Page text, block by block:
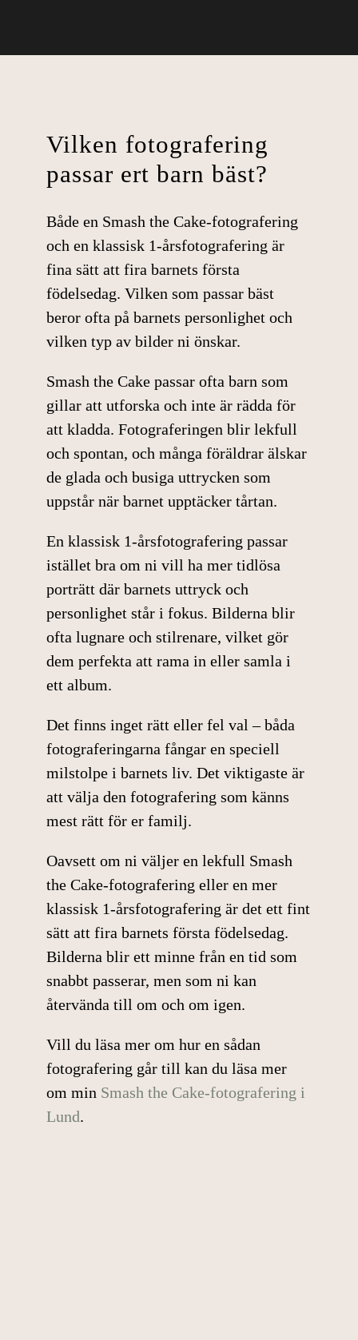
Vilken fotografering
passar ert barn bäst?
Både en Smash the Cake-fotografering
och en klassisk 1-årsfotografering är
fina sätt att fira barnets första
födelsedag. Vilken som passar bäst
beror ofta på barnets personlighet och
vilken typ av bilder ni önskar.
Smash the Cake passar ofta barn som
gillar att utforska och inte är rädda för
att kladda. Fotograferingen blir lekfull
och spontan, och många föräldrar älskar
de glada och busiga uttrycken som
uppstår när barnet upptäcker tårtan.
En klassisk 1-årsfotografering passar
istället bra om ni vill ha mer tidlösa
porträtt där barnets uttryck och
personlighet står i fokus. Bilderna blir
ofta lugnare och stilrenare, vilket gör
dem perfekta att rama in eller samla i
ett album.
Det finns inget rätt eller fel val – båda
fotograferingarna fångar en speciell
milstolpe i barnets liv. Det viktigaste är
att välja den fotografering som känns
mest rätt för er familj.
Oavsett om ni väljer en lekfull Smash
the Cake-fotografering eller en mer
klassisk 1-årsfotografering är det ett fint
sätt att fira barnets första födelsedag.
Bilderna blir ett minne från en tid som
snabbt passerar, men som ni kan
återvända till om och om igen.
Vill du läsa mer om hur en sådan
fotografering går till kan du läsa mer
om min Smash the Cake-fotografering i
Lund.